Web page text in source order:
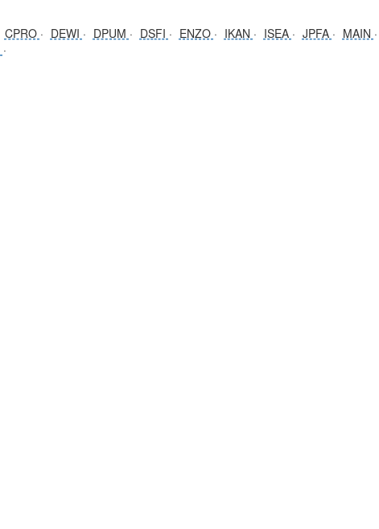
CPRO DEWI DPUM DSFI ENZO IKAN ISEA JPFA MAIN